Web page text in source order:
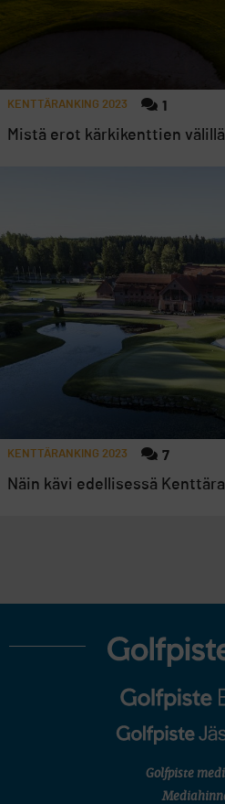
KENTTÄRANKING 2023 1
Mistä erot kärkikenttien
KENTTÄRANKING 2023 7
Näin kävi edellisessä
Golfpiste